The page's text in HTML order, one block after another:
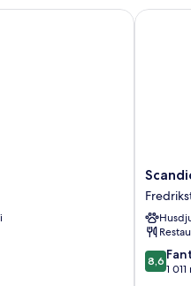
Scandic
City
8.6
av
8,6
1
Scandic